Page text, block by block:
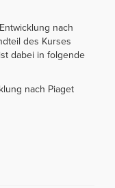
nach
des Kurses
dabei in folgende
nach Piaget